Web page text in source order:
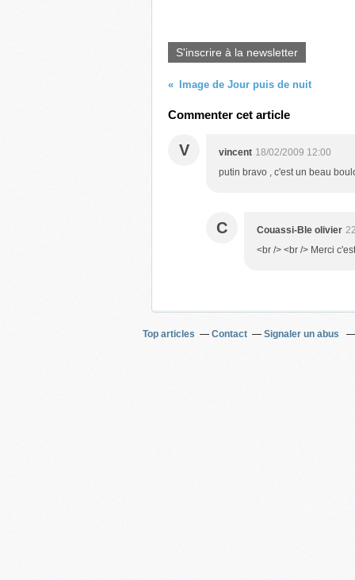
S'inscrire à la newsletter
Image de Jour puis de nuit
Commenter cet article
V vincent 18/02/2009 12:00
putin bravo , c'est un beau
C Couassi-Ble olivier
<br /> <br /> Merci
Top articles Contact Signaler un abus